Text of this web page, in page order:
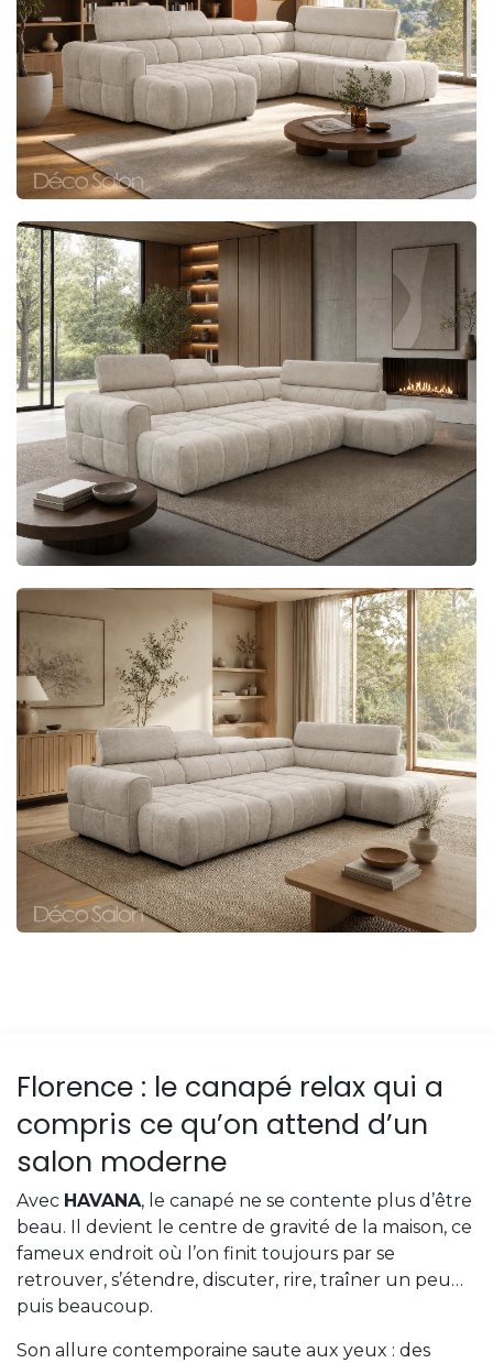
Florence : le canapé relax qui a
compris ce qu’on attend d’un
salon moderne
Avec HAVANA, le canapé ne se contente plus d’être
beau. Il devient le centre de gravité de la maison, ce
fameux endroit où l’on finit toujours par se
retrouver, s’étendre, discuter, rire, traîner un peu…
puis beaucoup.
Son allure contemporaine saute aux yeux : des